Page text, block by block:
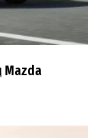
Mazda